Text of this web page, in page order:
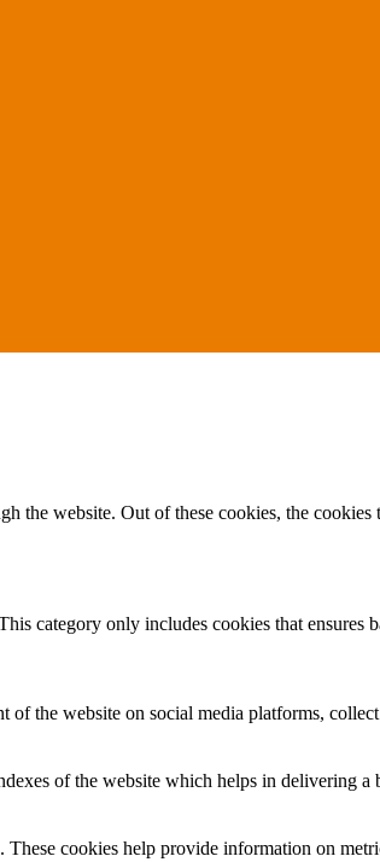
website. Out of these cookies, the cookies
category only includes cookies that
the website on social media platforms,
of the website which helps in delivering a
cookies help provide information on